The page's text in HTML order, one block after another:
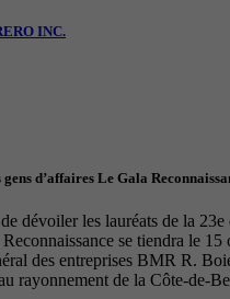
INC.
d’affaires Le Gala
dévoiler les lauréats de la
se tiendra le
des entreprises BMR R.
rayonnement de la Côte-de-